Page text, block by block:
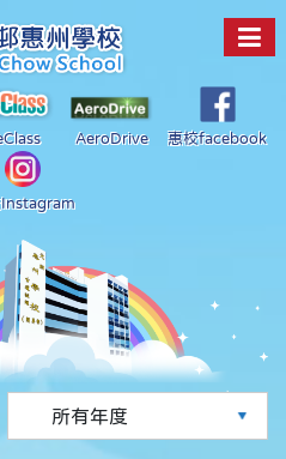
AeroDrive 惠校facebook